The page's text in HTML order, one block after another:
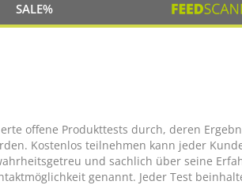
SALE%
offene Produkttests durch, deren
Kostenlos teilnehmen kann jeder
und sachlich über seine
genannt. Jeder Test